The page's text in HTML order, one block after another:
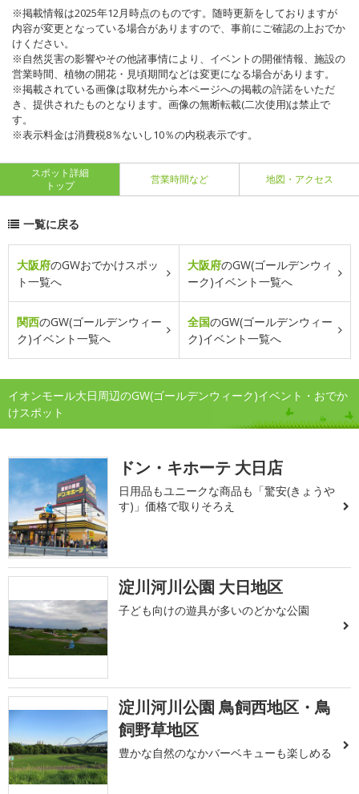
※掲載情報は2025年12月時点のものです。随時更新をしておりますが
内容が変更となっている場合がありますので、事前にご確認の上おでか
けください。
※自然災害の影響やその他諸事情により、イベントの開催情報、施設の
営業時間、植物の開花・見頃期間などは変更になる場合があります。
※掲載されている画像は取材先から本ページへの掲載の許諾をいただ
き、提供されたものとなります。画像の無断転載(二次使用)は禁止で
す。
※表示料金は消費税8％ないし10％の内税表示です。
スポット詳細
トップ
営業時間など 地図・アクセス
一覧に戻る
大阪府のGWおでかけスポッ
ト一覧へ
大阪府のGW(ゴールデンウィ
ーク)イベント一覧へ
関西のGW(ゴールデンウィー
ク)イベント一覧へ
全国のGW(ゴールデンウィー
ク)イベント一覧へ
イオンモール大日周辺のGW(ゴールデンウィーク)イベント・おでか
けスポット
ドン・キホーテ 大日店
日用品もユニークな商品も「驚安(きょうや
す)」価格で取りそろえ
淀川河川公園 大日地区
子ども向けの遊具が多いのどかな公園
淀川河川公園 鳥飼西地区・鳥
飼野草地区
豊かな自然のなかバーベキューも楽しめる